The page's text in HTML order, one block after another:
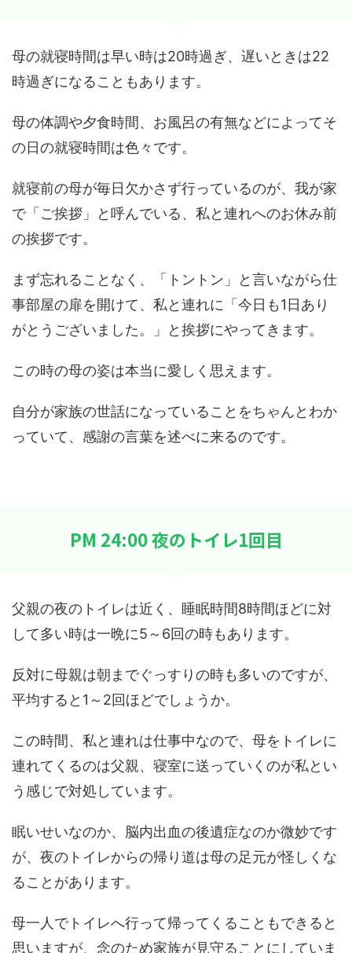
母の就寝時間は早い時は20時過ぎ、遅いときは22
時過ぎになることもあります。
母の体調や夕食時間、お風呂の有無などによってそ
の日の就寝時間は色々です。
就寝前の母が毎日欠かさず行っているのが、我が家
で「ご挨拶」と呼んでいる、私と連れへのお休み前
の挨拶です。
まず忘れることなく、「トントン」と言いながら仕
事部屋の扉を開けて、私と連れに「今日も1日あり
がとうございました。」と挨拶にやってきます。
この時の母の姿は本当に愛しく思えます。
自分が家族の世話になっていることをちゃんとわか
っていて、感謝の言葉を述べに来るのです。
PM 24:00 夜のトイレ1回目
父親の夜のトイレは近く、睡眠時間8時間ほどに対
して多い時は一晩に5～6回の時もあります。
反対に母親は朝までぐっすりの時も多いのですが、
平均すると1～2回ほどでしょうか。
この時間、私と連れは仕事中なので、母をトイレに
連れてくるのは父親、寝室に送っていくのが私とい
う感じで対処しています。
眠いせいなのか、脳内出血の後遺症なのか微妙です
が、夜のトイレからの帰り道は母の足元が怪しくな
ることがあります。
母一人でトイレへ行って帰ってくることもできると
思いますが、念のため家族が見守ることにしていま